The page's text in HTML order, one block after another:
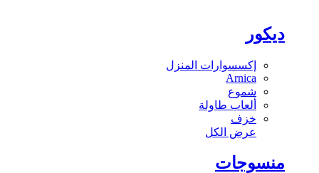
ديكور
إكسسوارات المنزل
Arnica
شموع
ألعاب طاولة
خزف
عرض الكل
منسوجات